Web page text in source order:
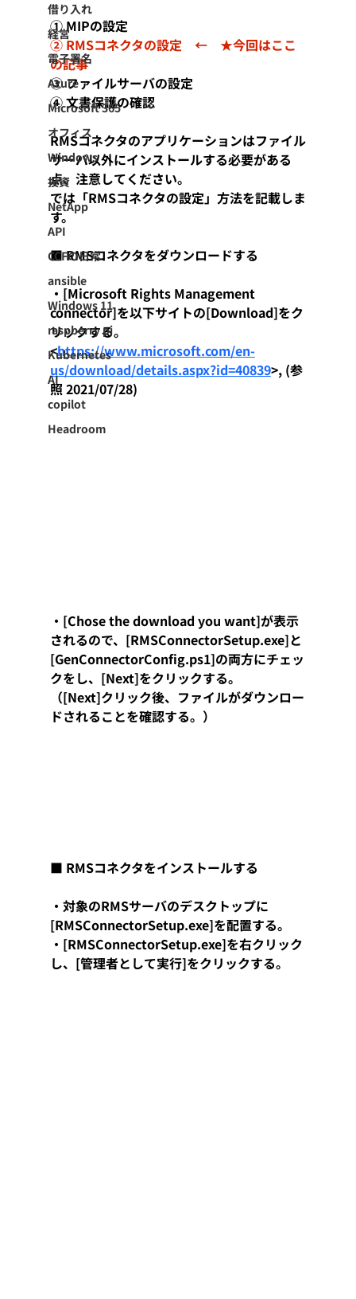
借り入れ
経営
電子署名
Azure
Microsoft 365
オフィス
Windows
投資
NetApp
API
CCFの日常
ansible
Windows 11
raspberry pi
Kubernetes
AI
copilot
Headroom
① MIPの設定
② RMSコネクタの設定　←　★今回はここ
の記事
③ ファイルサーバの設定
④ 文書保護の確認
RMSコネクタのアプリケーションはファイル
サーバ以外にインストールする必要がある
点、注意してください。
では「RMSコネクタの設定」方法を記載しま
す。
■ RMSコネクタをダウンロードする
・[Microsoft Rights Management
connector]を以下サイトの[Download]をク
リックする。
<https://www.microsoft.com/en-
us/download/details.aspx?id=40839>, (参
照 2021/07/28)
・[Chose the download you want]が表示
されるので、[RMSConnectorSetup.exe]と
[GenConnectorConfig.ps1]の両方にチェッ
クをし、[Next]をクリックする。
（[Next]クリック後、ファイルがダウンロー
ドされることを確認する。）
■ RMSコネクタをインストールする
・対象のRMSサーバのデスクトップに
[RMSConnectorSetup.exe]を配置する。
・[RMSConnectorSetup.exe]を右クリック
し、[管理者として実行]をクリックする。